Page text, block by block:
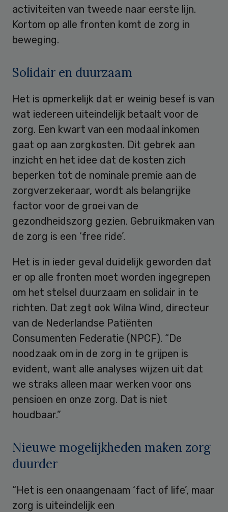
activiteiten van tweede naar eerste lijn.
Kortom op alle fronten komt de zorg in
beweging.
Solidair en duurzaam
Het is opmerkelijk dat er weinig besef is van
wat iedereen uiteindelijk betaalt voor de
zorg. Een kwart van een modaal inkomen
gaat op aan zorgkosten. Dit gebrek aan
inzicht en het idee dat de kosten zich
beperken tot de nominale premie aan de
zorgverzekeraar, wordt als belangrijke
factor voor de groei van de
gezondheidszorg gezien. Gebruikmaken van
de zorg is een ‘free ride’.
Het is in ieder geval duidelijk geworden dat
er op alle fronten moet worden ingegrepen
om het stelsel duurzaam en solidair in te
richten. Dat zegt ook Wilna Wind, directeur
van de Nederlandse Patiënten
Consumenten Federatie (NPCF). “De
noodzaak om in de zorg in te grijpen is
evident, want alle analyses wijzen uit dat
we straks alleen maar werken voor ons
pensioen en onze zorg. Dat is niet
houdbaar.”
Nieuwe mogelijkheden maken zorg
duurder
“Het is een onaangenaam ‘fact of life’, maar
zorg is uiteindelijk een